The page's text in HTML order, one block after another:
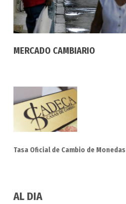
MERCADO CAMBIARIO
Tasa Oficial de Cambio de Monedas
AL DIA